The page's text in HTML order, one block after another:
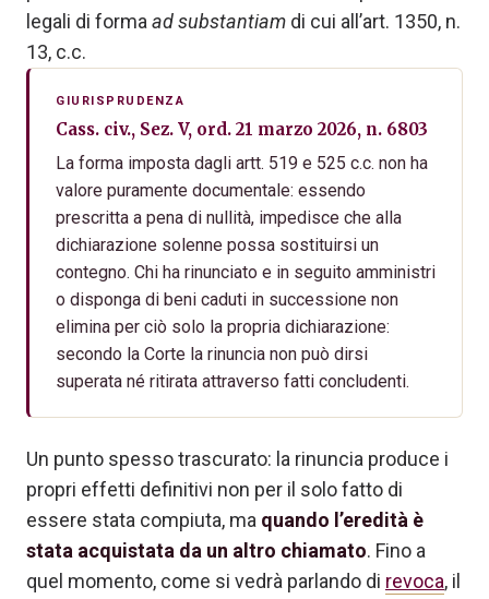
legali di forma ad substantiam di cui all’art. 1350, n.
13, c.c.
GIURISPRUDENZA
Cass. civ., Sez. V, ord. 21 marzo 2026, n. 6803
La forma imposta dagli artt. 519 e 525 c.c. non ha
valore puramente documentale: essendo
prescritta a pena di nullità, impedisce che alla
dichiarazione solenne possa sostituirsi un
contegno. Chi ha rinunciato e in seguito amministri
o disponga di beni caduti in successione non
elimina per ciò solo la propria dichiarazione:
secondo la Corte la rinuncia non può dirsi
superata né ritirata attraverso fatti concludenti.
Un punto spesso trascurato: la rinuncia produce i
propri effetti definitivi non per il solo fatto di
essere stata compiuta, ma quando l’eredità è
stata acquistata da un altro chiamato. Fino a
quel momento, come si vedrà parlando di revoca, il